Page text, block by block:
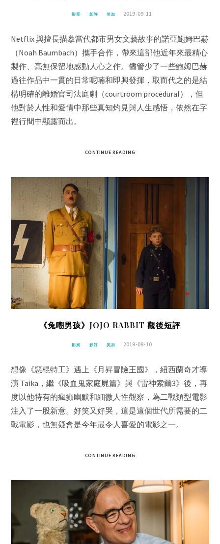
影展 影評 美加 2019-09-11
Netflix 與擅長描摹當代都市男女文藝故事的諾亞鮑姆巴赫
（Noah Baumbach）攜手合作，帶來這部他近年來最精心
製作、毫無保留地感動人心之作。儘管少了一些鮑姆巴赫
過往作品中一貫的日常呢喃和即興發揮，取而代之的是結
構明確的離婚官司法庭劇（courtroom procedural），但
他對於人性和愛情中那些真知灼見與人生感悟，依然在字
裡行間中顯露而出。
CONTINUE READING
《兔嘲男孩》JOJO RABBIT 觀後短評
影展 影評 美加 2019-09-10
想像《惡棍特工》遇上《月昇冒險王國》，紐西蘭奇才導
演 Taika，繼《吸血鬼家庭屍篇》與《雷神索爾3》後，再
度以他特有的瘋癲幽默和細微人性觀察，為二戰類型電影
注入了一股新意。好笑又好哭，這是這個世代所需要的二
戰電影，也無疑會是今年最令人喜愛的電影之一。
CONTINUE READING